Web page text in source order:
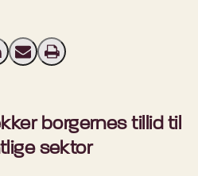
(Twitter)
på LinkedIn
Send email
Print
borgernes tillid til
sektor